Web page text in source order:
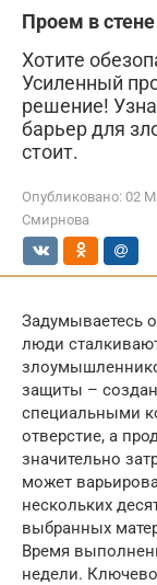
Проем в
Хотите
Усиленный
решение!
барьер для
стоит.
Опубликовано: 02
Смирнова
Задумываетесь
люди
защиты –
специальными
отверстие, а
значительно
может
нескольких
выбранных
Время
недели.